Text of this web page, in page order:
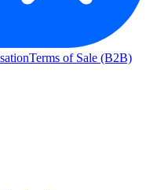
Terms of Sale (B2B)